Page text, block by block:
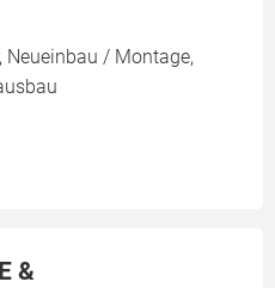
Neueinbau / Montage,
&